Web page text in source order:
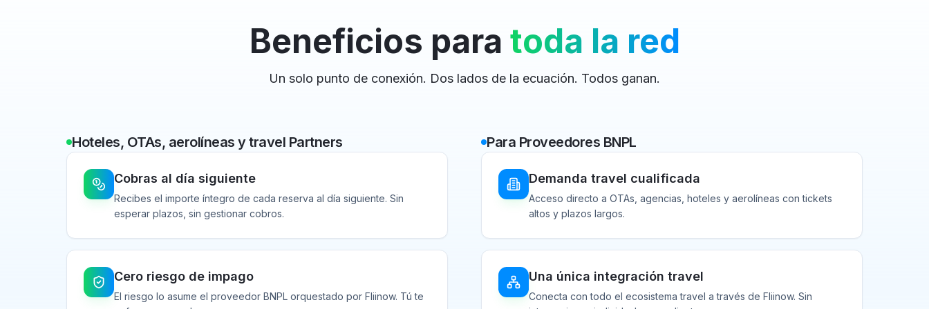
Beneficios para toda la red
Un solo punto de conexión. Dos lados de la ecuación. Todos ganan.
Hoteles, OTAs, aerolíneas y travel Partners
Cobras al día siguiente
Recibes el importe íntegro de cada reserva al día siguiente. Sin
esperar plazos, sin gestionar cobros.
Cero riesgo de impago
El riesgo lo asume el proveedor BNPL orquestado por Fliinow. Tú te
Para Proveedores BNPL
Demanda travel cualificada
Acceso directo a OTAs, agencias, hoteles y aerolíneas con tickets
altos y plazos largos.
Una única integración travel
Conecta con todo el ecosistema travel a través de Fliinow. Sin